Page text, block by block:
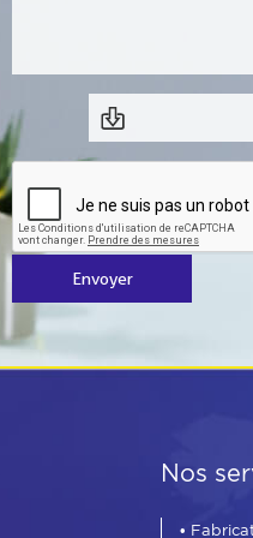
Envoyer
Nos
•